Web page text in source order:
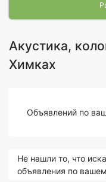
Акустика,
Химках
Объявлений по
Не нашли то, что
объявления по